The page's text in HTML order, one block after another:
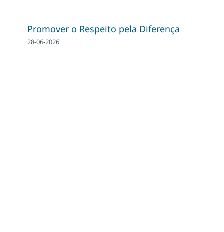
Promover o Respeito pela Diferença
28-06-2026